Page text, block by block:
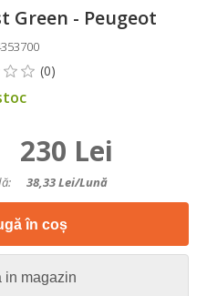
Green - Peugeot
230 Lei
38,33Lei/lună
în coș
in magazin